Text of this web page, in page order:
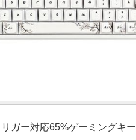
ガー対応65%ゲーミングキー